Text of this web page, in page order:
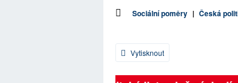
Sociální poměry | Česká
Vytisknout